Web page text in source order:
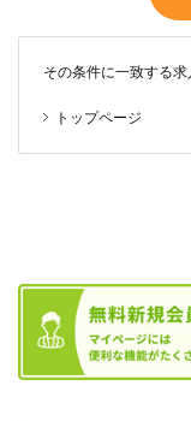
その条件に一致する求
トップページ